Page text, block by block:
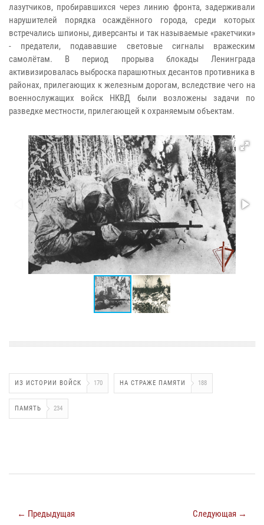
лазутчиков, пробиравшихся через линию фронта, задерживали
нарушителей порядка осаждённого города, среди которых
встречались шпионы, диверсанты и так называемые «ракетчики»
- предатели, подававшие световые сигналы вражеским
самолётам. В период прорыва блокады Ленинграда
активизировалась выброска парашютных десантов противника в
районах, прилегающих к железным дорогам, вследствие чего на
военнослужащих войск НКВД были возложены задачи по
разведке местности, прилегающей к охраняемым объектам.
ИЗ ИСТОРИИ ВОЙСК 170 НА СТРАЖЕ ПАМЯТИ 188
ПАМЯТЬ 234
← Предыдущая Следующая →